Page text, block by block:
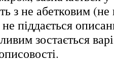
з не абетковим
піддається
зостається